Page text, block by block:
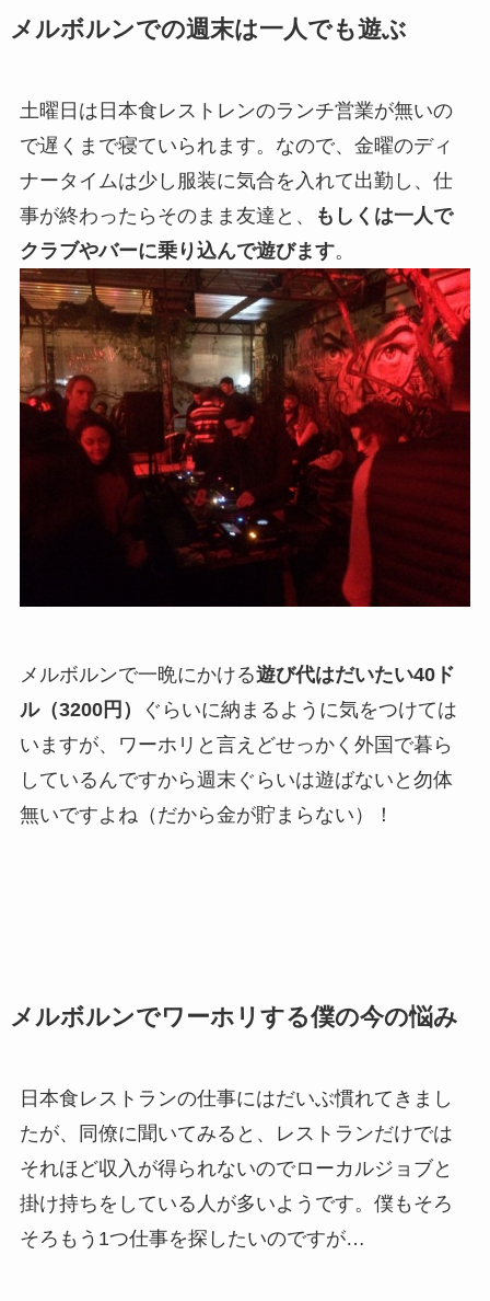
メルボルンでの週末は一人でも遊ぶ
土曜日は日本食レストレンのランチ営業が無いの
で遅くまで寝ていられます。なので、金曜のディ
ナータイムは少し服装に気合を入れて出勤し、仕
事が終わったらそのまま友達と、
もしくは一人で
クラブやバーに乗り込んで遊びます。
メルボルンで一晩にかける遊び代はだいたい40ド
ル（3200円）
ぐらいに納まるように気をつけては
いますが、ワーホリと言えどせっかく外国で暮ら
しているんですから週末ぐらいは遊ばないと勿体
無いですよね（だから金が貯まらない）！
メルボルンでワーホリする僕の今の悩み
日本食レストランの仕事にはだいぶ慣れてきまし
たが、同僚に聞いてみると、レストランだけでは
それほど収入が得られないのでローカルジョブと
掛け持ちをしている人が多いようです。僕もそろ
そろもう1つ仕事を探したいのですが…